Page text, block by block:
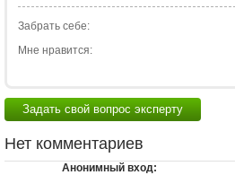
Забрать себе:
Мне нравится:
Задать свой вопрос эксперту
Нет комментариев
Анонимный вход: